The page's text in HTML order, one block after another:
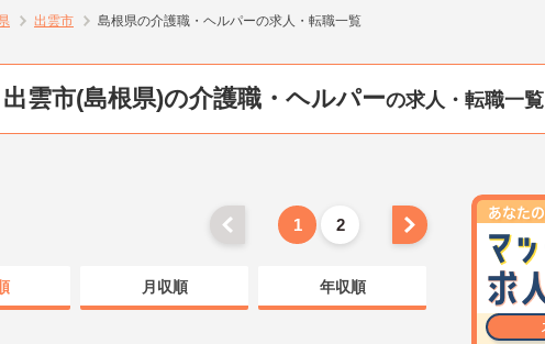
出雲市 島根県の介護職・ヘルパーの求人・転職一覧
出雲市(島根県)の介護職・ヘルパーの求人・転職一覧
1 2
月収順 年収順